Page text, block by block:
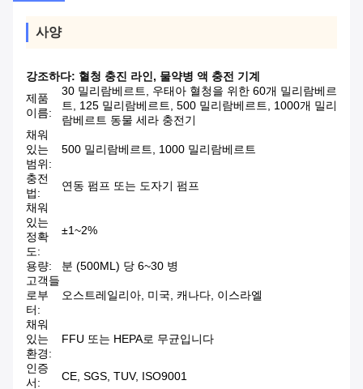
사양
강조하다: 혈청 충진 라인, 물약병 액 충전 기계
제품
이름:
30 밀리람베르트, 우태아 혈청을 위한 60개 밀리람베르
트, 125 밀리람베르트, 500 밀리람베르트, 1000개 밀리
람베르트 동물 세라 충전기
채워
있는
범위:
500 밀리람베르트, 1000 밀리람베르트
충전
법:
연동 펌프 또는 도자기 펌프
채워
있는
정확
도:
±1~2%
용량:
분 (500ML) 당 6~30 병
고객들
로부
터:
오스트레일리아, 미국, 캐나다, 이스라엘
채워
있는
환경:
FFU 또는 HEPA로 무균입니다
인증
서:
CE, SGS, TUV, ISO9001